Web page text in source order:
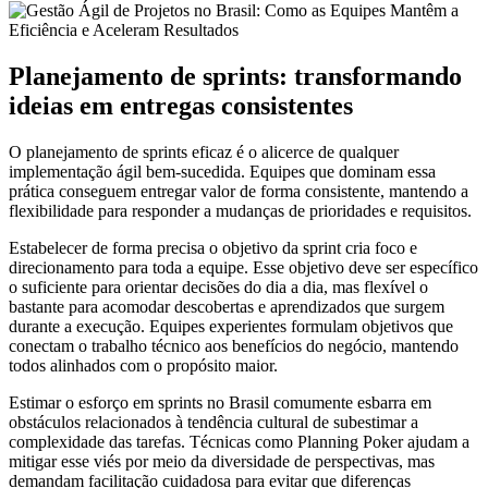
Planejamento de sprints: transformando
ideias em entregas consistentes
O planejamento de sprints eficaz é o alicerce de qualquer
implementação ágil bem-sucedida. Equipes que dominam essa
prática conseguem entregar valor de forma consistente, mantendo a
flexibilidade para responder a mudanças de prioridades e requisitos.
Estabelecer de forma precisa o objetivo da sprint cria foco e
direcionamento para toda a equipe. Esse objetivo deve ser específico
o suficiente para orientar decisões do dia a dia, mas flexível o
bastante para acomodar descobertas e aprendizados que surgem
durante a execução. Equipes experientes formulam objetivos que
conectam o trabalho técnico aos benefícios do negócio, mantendo
todos alinhados com o propósito maior.
Estimar o esforço em sprints no Brasil comumente esbarra em
obstáculos relacionados à tendência cultural de subestimar a
complexidade das tarefas. Técnicas como Planning Poker ajudam a
mitigar esse viés por meio da diversidade de perspectivas, mas
demandam facilitação cuidadosa para evitar que diferenças